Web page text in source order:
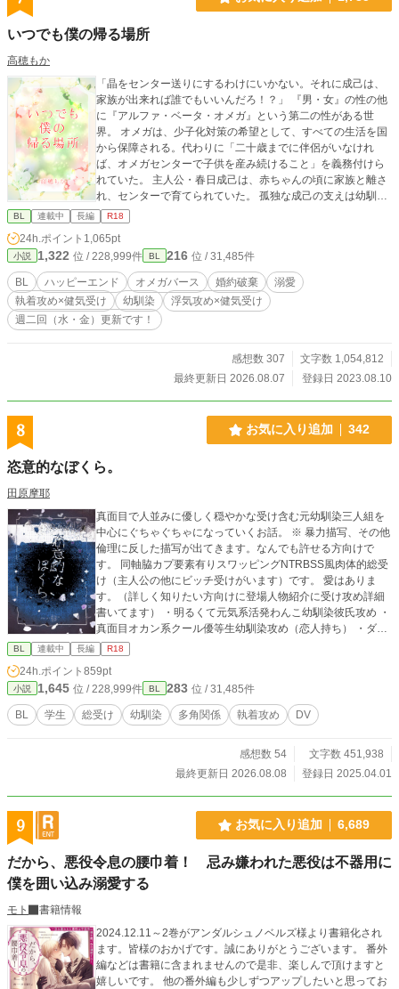
いつでも僕の帰る場所
高穂もか
「晶をセンター送りにするわけにいかない。それに成己は、
家族が出来れば誰でもいいんだろ！？」 『男・女』の性の他
に『アルファ・ベータ・オメガ』という第二の性がある世
界。 オメガは、少子化対策の希望として、すべての生活を国
から保障される。代わりに「二十歳までに伴侶がいなけれ
ば、オメガセンターで子供を産み続けること」を義務付けら
れていた。 主人公・春日成己は、赤ちゃんの頃に家族と離さ
れ、センターで育てられていた。 孤独な成己の支えは幼馴染
の宏章の面会と『家族をもつ』という夢。 「自分の家族を持
って、ずっと仲良く暮らしたい」 その夢は、叶うはずだっ
た。 高校からの親友で、婚約者の陽平が、彼の初恋の人・晶
と再会し、浮気をするまでは…… 成己は、二十歳の誕生日を
目前に、婚約を解消されてしまう。 婚約者探しは絶望的で、
最早センターに行くしかない。 失意に沈む成己に手を差し伸
べたのは、幼馴染の宏章だった。 「俺の家族になってくれ」
兄のように思っていた宏章に、身も心も包まれ愛されて―
バースBLです♡ ※ストレス展開が長く続きますが、最終的
にはスカッとハッピーエンドになります🦾(⌒▽⌒) ※独自設
定ありオメガバースです。 ☆感想コメント、誠にありがとう
ございます！いつも大切に読ませて頂いております♡心の励
たm(__)m ※25年4月29日 唯一の未来Ⅰを再度加筆修正いた
_)m ※25年5月13日 加筆完了しました！
BL 連載中 長編 R18
24h.ポイント 1,065pt
小説 1,322 位 / 228,999件 BL 216 位 / 31,485件
BL ハッピーエンド オメガバース 婚約破棄
溺愛
執着攻め×健気受け
幼馴染
浮気攻め×健気受け
週二回（水・金）更新です！
感想数 307
文字数 1,054,812
最終更新日 2026.08.07
登録日 2023.08.10
8 お気に入り追加 342
恣意的なぼくら。
田原摩耶
真面目で人並みに優しく穏やかな受け含む元幼馴染三人組を
中心にぐちゃぐちゃになっていくお話。 ※ 暴力描写、その他
倫理に反した描写が出てきます。なんでも許せる方向けで
す。 同軸脇カプ要素有りスワッピングNTRBSS風肉体的総受
け（主人公の他にビッチ受けがいます）です。 愛はありま
す。（詳しく知りたい方向けに登場人物紹介に受け攻め詳細
書いてます） ・明るくて元気系活発わんこ幼馴染彼氏攻め ・
真面目オカン系クール優等生幼馴染攻め（恋人持ち） ・ダウ
ナー系公民担任教師攻め ・倫理観ゆるふわチャラ先輩 ・幼馴
染の恋人のクールビッチ美形後輩
BL 連載中 長編 R18
24h.ポイント 859pt
小説 1,645 位 / 228,999件 BL 283 位 / 31,485件
BL 学生 総受け 幼馴染 多角関係 執着攻め DV
感想数 54
文字数 451,938
最終更新日 2026.08.08
登録日 2025.04.01
9 お気に入り追加 6,689
だから、悪役令息の腰巾着！ 忌み嫌われた悪役は不器用に
僕を囲い込み溺愛する
モト
書籍情報
2024.12.11～2巻がアンダルシュノベルズ様より書籍化され
ます。皆様のおかげです。誠にありがとうございます。 番外
編などは書籍に含まれませんので是非、楽しんで頂けますと
嬉しいです。 他の番外編も少しずつアップしたいと思ってお